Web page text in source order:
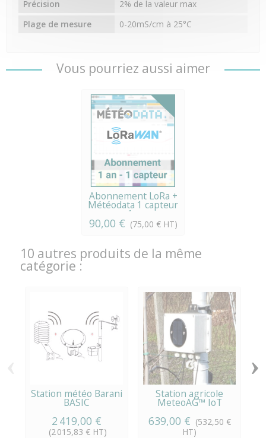
Précision
2% de la valeur max
Plage de mesure
0-20mS/cm à 25°C
Vous pourriez aussi aimer
Abonnement LoRa +
Météodata 1 capteur
x 1 an
90,00 € (75,00 € HT)
10 autres produits de la même
catégorie :
Station météo Barani
BASIC
2 419,00 €
(2 015,83 € HT)
Station agricole
MeteoAG™ IoT
639,00 € (532,50 €
HT)
›